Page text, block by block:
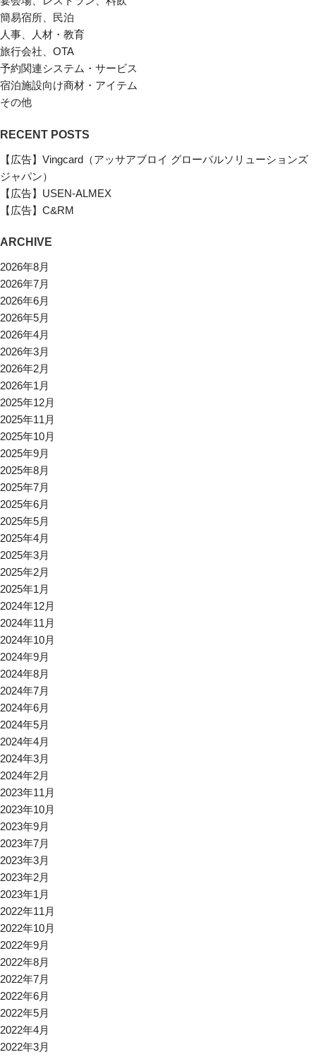
簡易宿所、民泊
人事、人材・教育
旅行会社、OTA
予約関連システム・サービス
宿泊施設向け商材・アイテム
その他
RECENT POSTS
【広告】Vingcard（アッサアブロイ グローバルソリューションズ
ジャパン）
【広告】USEN-ALMEX
【広告】C&RM
ARCHIVE
2026年8月
2026年7月
2026年6月
2026年5月
2026年4月
2026年3月
2026年2月
2026年1月
2025年12月
2025年11月
2025年10月
2025年9月
2025年8月
2025年7月
2025年6月
2025年5月
2025年4月
2025年3月
2025年2月
2025年1月
2024年12月
2024年11月
2024年10月
2024年9月
2024年8月
2024年7月
2024年6月
2024年5月
2024年4月
2024年3月
2024年2月
2023年11月
2023年10月
2023年9月
2023年7月
2023年3月
2023年2月
2023年1月
2022年11月
2022年10月
2022年9月
2022年8月
2022年7月
2022年6月
2022年5月
2022年4月
2022年3月